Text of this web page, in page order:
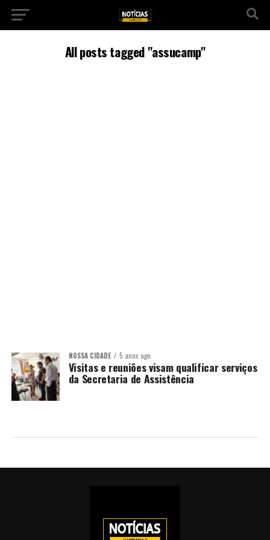
All posts tagged "assucamp"
NOSSA CIDADE 5 anos ago
Visitas e reuniões visam qualificar serviços
da Secretaria de Assistência